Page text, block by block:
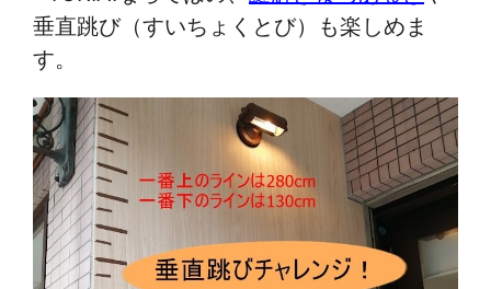
垂直跳び（すいちょくとび）も楽しめま
す。